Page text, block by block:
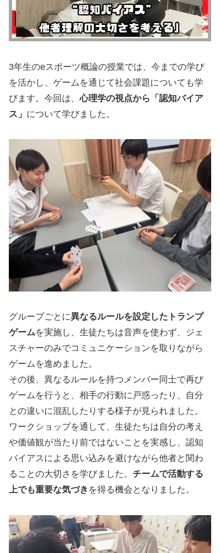
3年生のeスポーツ概論の授業では、今までの学び
を活かし、ゲームを通じて社会課題についても学
びます。今回は、心理学の視点から「認知バイア
ス」 について学びました。
グループごとに異なるルールを設定したトランプ
ゲームを実施し、生徒たちは音声を使わず、ジェ
スチャーのみでコミュニケーションを取りながら
ゲームを進めました。
その後、異なるルールを持つメンバー同士で再び
ゲームを行うと、相手の行動に戸惑ったり、自分
との違いに混乱したりする様子が見られました。
ワークショップを通して、生徒たちは自分の考え
や価値観が当たり前ではないことを実感し、認知
バイアスによる思い込みを避けながら他者と関わ
ることの大切さを学びました。 チームで活動する
上でも重要な気づき を得る機会となりました。